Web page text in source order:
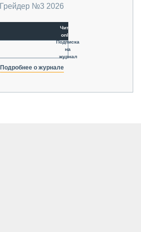
Грейдер №3 2026
Читать
online
Подписка
на
журнал
Подробнее о журнале